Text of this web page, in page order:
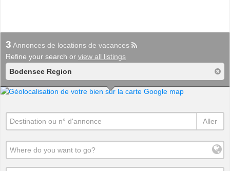
3 Annonces de locations de vacances
Refine your search or view all listings
Bodensee Region
Aller